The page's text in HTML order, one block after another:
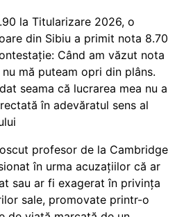
la Titularizare 2026, o
din Sibiu a primit nota 8.70
Când am văzut nota
nu mă puteam opri din plâns.
seama că lucrarea mea nu a
în adevăratul sens al
profesor de la Cambridge
în urma acuzațiilor că ar
sau ar fi exagerat în privința
sale, promovate printr-o